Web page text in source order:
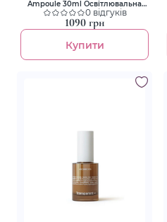
Ampoule 30ml Освітлювальна
антивікова сироватка з
глутатіоном та NMN
0 відгуків
1090 грн
Купити